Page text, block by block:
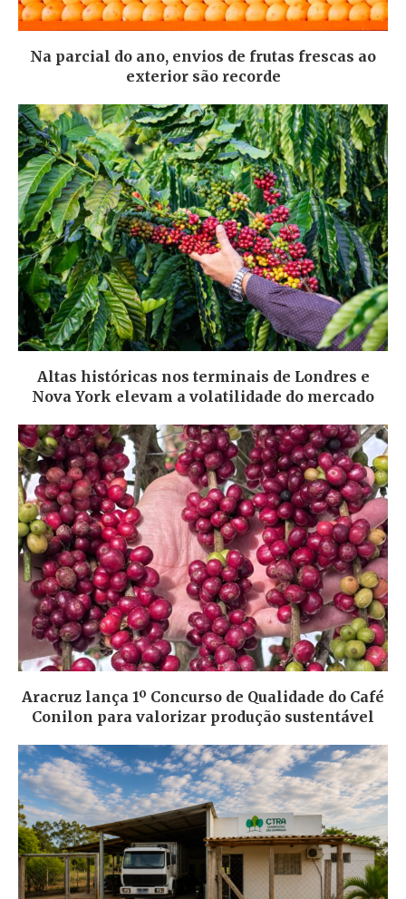
Na parcial do ano, envios de frutas frescas ao
exterior são recorde
Altas históricas nos terminais de Londres e
Nova York elevam a volatilidade do mercado
Aracruz lança 1º Concurso de Qualidade do Café
Conilon para valorizar produção sustentável